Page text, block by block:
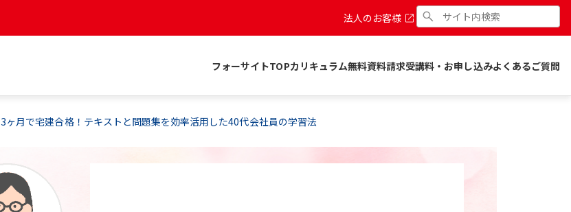
法人のお客様
フォーサイトTOPカリキュラム無料資料請求受講料・お申し込みよくあるご質問
3ヶ月で宅建合格！テキストと問題集を効率活用した40代会社員の学習法